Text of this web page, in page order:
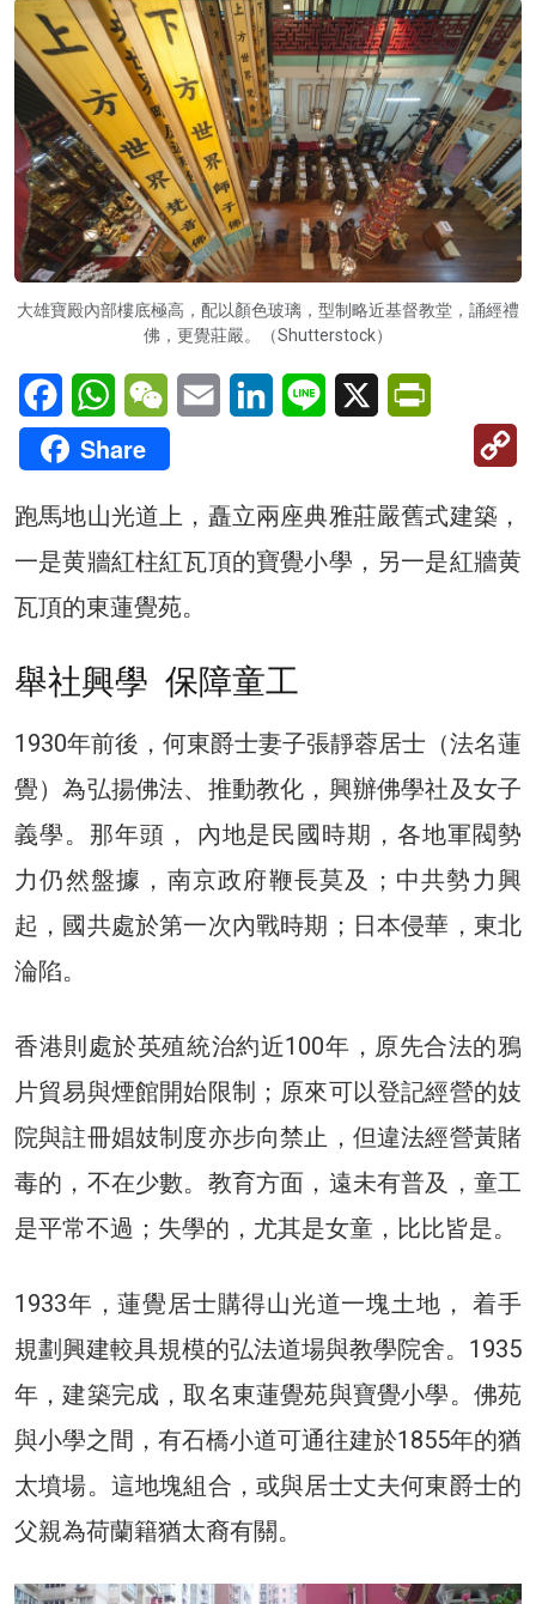
大雄寶殿內部樓底極高，配以顏色玻璃，型制略近基督教堂，誦經禮
佛，更覺莊嚴。（Shutterstock）
FacebookWhatsAppWeChatEmail LinkedInLine X
Share
跑馬地山光道上，矗立兩座典雅莊嚴舊式建築，
一是黄牆紅柱紅瓦頂的寶覺小學，另一是紅牆黄
瓦頂的東蓮覺苑。
舉社興學 保障童工
1930年前後，何東爵士妻子張靜蓉居士（法名蓮
覺）為弘揚佛法、推動教化，興辦佛學社及女子
義學。那年頭， 內地是民國時期，各地軍閥勢
力仍然盤據，南京政府鞭長莫及；中共勢力興
起，國共處於第一次內戰時期；日本侵華，東北
淪陷。
香港則處於英殖統治約近100年，原先合法的鴉
片貿易與煙館開始限制；原來可以登記經營的妓
院與註冊娼妓制度亦步向禁止，但違法經營黃賭
毒的，不在少數。教育方面，遠未有普及，童工
是平常不過；失學的，尤其是女童，比比皆是。
1933年，蓮覺居士購得山光道一塊土地， 着手
規劃興建較具規模的弘法道場與教學院舍。1935
年，建築完成，取名東蓮覺苑與寶覺小學。佛苑
與小學之間，有石橋小道可通往建於1855年的猶
太墳場。這地塊組合，或與居士丈夫何東爵士的
父親為荷蘭籍猶太裔有關。